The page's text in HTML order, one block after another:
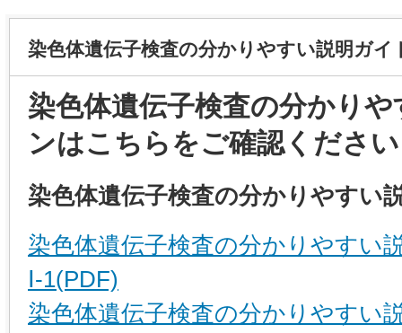
染色体遺伝子検査の分かりやすい説明ガイ
染色体遺伝子検査の分かり
ンはこちらをご確認ください
染色体遺伝子検査の分かりやすい
染色体遺伝子検査の分かりやすい
Ⅰ-1(PDF)
染色体遺伝子検査の分かりやすい